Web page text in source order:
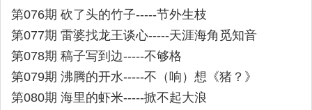
第076期 砍了头的竹子-----节外生枝
第077期 雷婆找龙王谈心-----天涯海角觅知音
第078期 稿子写到边-----不够格
第079期 沸腾的开水-----不（响）想《猪？》
第080期 海里的虾米-----掀不起大浪